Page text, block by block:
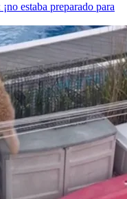
estaba preparado para